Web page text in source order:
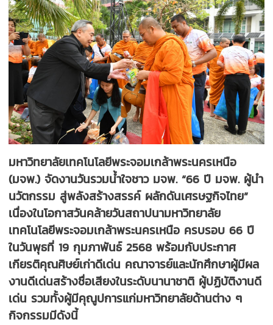
มหาวิทยาลัยเทคโนโลยีพระจอมเกล้าพระนครเหนือ
(มจพ.) จัดงานวันรวมน้ำใจชาว มจพ. “66 ปี มจพ. ผู้นำ
นวัตกรรม สู่พลังสร้างสรรค์ ผลักดันเศรษฐกิจไทย”
เนื่องในโอกาสวันคล้ายวันสถาปนามหาวิทยาลัย
เทคโนโลยีพระจอมเกล้าพระนครเหนือ ครบรอบ 66 ปี
ในวันพุธที่ 19 กุมภาพันธ์ 2568 พร้อมกับประกาศ
เกียรติคุณศิษย์เก่าดีเด่น คณาจารย์และนักศึกษาผู้มีผล
งานดีเด่นสร้างชื่อเสียงในระดับนานาชาติ ผู้ปฏิบัติงานดี
เด่น รวมทั้งผู้มีคุณูปการแก่มหาวิทยาลัยด้านต่าง ๆ
กิจกรรมมีดังนี้